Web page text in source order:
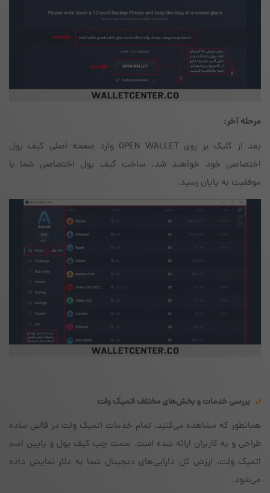
مرحله آخر:
بعد از کلیک بر روی OPEN WALLET وارد صفحه‌ اصلی کیف پول
اختصاصی خود خواهید شد. ساخت کیف پول اختصاصی شما با
موفقیت به پایان رسید.
بررسی خدمات و بخش‌های مختلف اتمیک ولت
همانطور که مشاهده می‌کنید، تمام خدمات اتمیک ولت در قالبی ساده
طراحی و به کاربران ارائه شده است. سمت چپ کیف پول و پایین اسم
اتمیک ولت، ارزش کل دارایی‌های دیجیتال شما به دلار نمایش داده
می‌شود.